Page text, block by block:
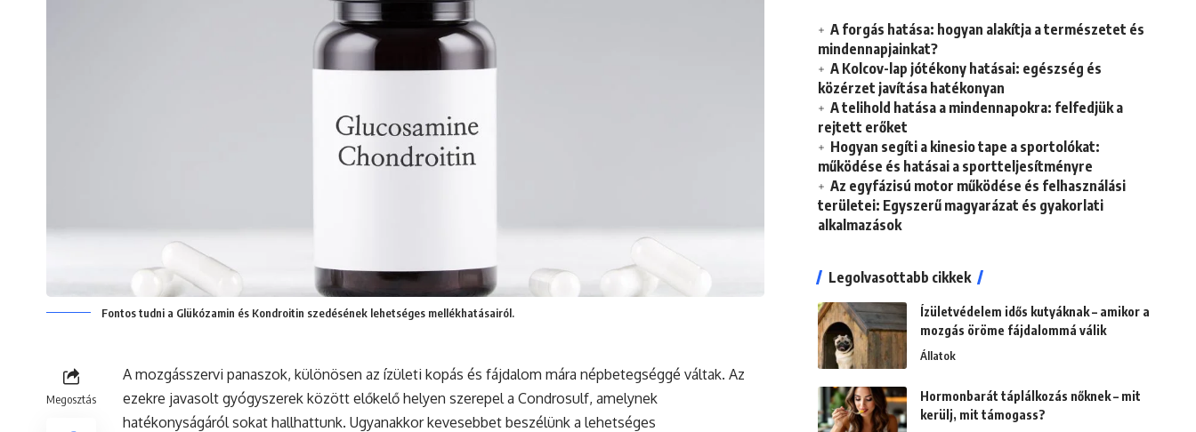
Fontos tudni a Glükózamin és Kondroitin szedésének lehetséges mellékhatásairól.
Megosztás
A mozgásszervi panaszok, különösen az ízületi kopás és fájdalom mára népbetegséggé váltak. Az
ezekre javasolt gyógyszerek között előkelő helyen szerepel a Condrosulf, amelynek
hatékonyságáról sokat hallhattunk. Ugyanakkor kevesebbet beszélünk a lehetséges
A forgás hatása: hogyan alakítja a természetet és
mindennapjainkat?
A Kolcov-lap jótékony hatásai: egészség és
közérzet javítása hatékonyan
A telihold hatása a mindennapokra: felfedjük a
rejtett erőket
Hogyan segíti a kinesio tape a sportolókat:
működése és hatásai a sportteljesítményre
Az egyfázisú motor működése és felhasználási
területei: Egyszerű magyarázat és gyakorlati
alkalmazások
Legolvasottabb cikkek
Ízületvédelem idős kutyáknak – amikor a
mozgás öröme fájdalommá válik
Állatok
Hormonbarát táplálkozás nőknek – mit
kerülj, mit támogass?